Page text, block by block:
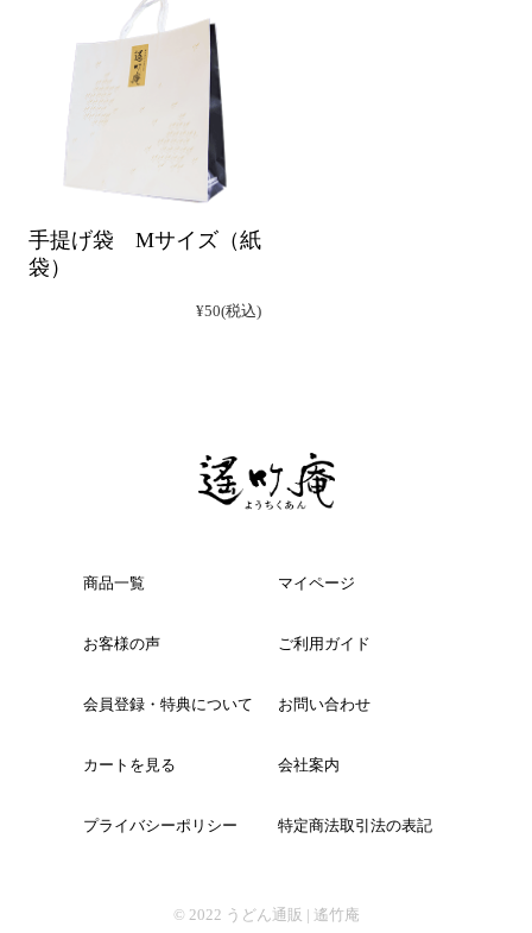
手提げ袋 Mサイズ（紙
袋）
¥50(税込)
商品一覧 マイページ
お客様の声 ご利用ガイド
会員登録・特典について お問い合わせ
カートを見る 会社案内
プライバシーポリシー 特定商法取引法の表記
© 2022 うどん通販 | 遙竹庵